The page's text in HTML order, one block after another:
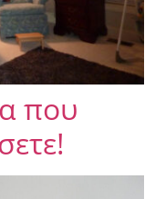
που